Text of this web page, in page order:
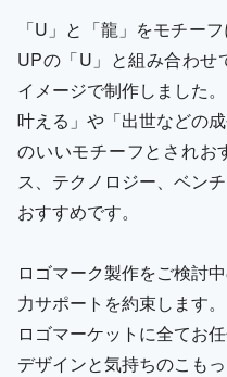
「U」と「龍」をモチー
UPの「U」と組み合わせ
イメージで制作しました
叶える」や「出世などの
のいいモチーフとされお
ス、テクノロジー、ベン
おすすめです。
ロゴマーク製作をご検討
力サポートを約束します
ロゴマーケットに全てお
デザインと気持ちのこも